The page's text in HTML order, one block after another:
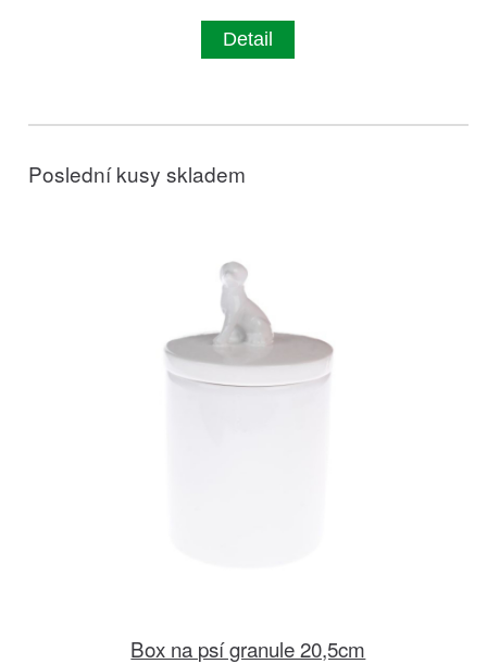
Detail
Poslední kusy skladem
Box na psí granule 20,5cm